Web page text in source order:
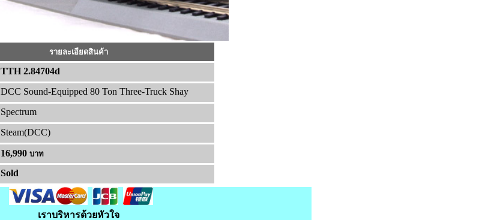
รายละเอียดสินค้า
TTH 2.84704d
DCC Sound-Equipped 80 Ton Three-Truck Shay
Spectrum
Steam(DCC)
16,990 บาท
Sold
เราบริหารด้วยหัวใจ